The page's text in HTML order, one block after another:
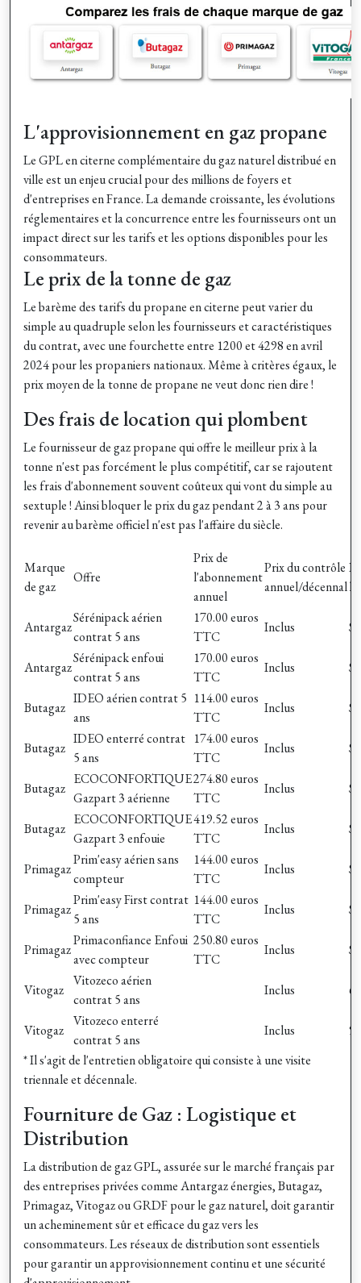
L'approvisionnement en gaz propane
Le GPL en citerne complémentaire du gaz naturel distribué en
ville est un enjeu crucial pour des millions de foyers et
d'entreprises en France. La demande croissante, les évolutions
réglementaires et la concurrence entre les fournisseurs ont un
impact direct sur les tarifs et les options disponibles pour les
consommateurs.
Le prix de la tonne de gaz
Le barème des tarifs du propane en citerne peut varier du
simple au quadruple selon les fournisseurs et caractéristiques
du contrat, avec une fourchette entre 1200 et 4298 en avril
2024 pour les propaniers nationaux. Même à critères égaux, le
prix moyen de la tonne de propane ne veut donc rien dire !
Des frais de location qui plombent
Le fournisseur de gaz propane qui offre le meilleur prix à la
tonne n'est pas forcément le plus compétitif, car se rajoutent
les frais d'abonnement souvent coûteux qui vont du simple au
sextuple ! Ainsi bloquer le prix du gaz pendant 2 à 3 ans pour
revenir au barème officiel n'est pas l'affaire du siècle.
Marque
de gaz
Offre
Prix de
l'abonnement
annuel
Prix du contrôle
annuel/décennal
Antargaz
Sérénipack aérien
contrat 5 ans
170.00 euros
TTC
Inclus
Antargaz
Sérénipack enfoui
contrat 5 ans
170.00 euros
TTC
Inclus
Butagaz
IDEO aérien contrat 5
ans
114.00 euros
TTC
Inclus
Butagaz
IDEO enterré contrat
5 ans
174.00 euros
TTC
Inclus
Butagaz
ECOCONFORTIQUE
Gazpart 3 aérienne
274.80 euros
TTC
Inclus
Butagaz
ECOCONFORTIQUE
Gazpart 3 enfouie
419.52 euros
TTC
Inclus
Primagaz
Prim'easy aérien sans
compteur
144.00 euros
TTC
Inclus
Primagaz
Prim'easy First contrat
5 ans
144.00 euros
TTC
Inclus
Primagaz
Primaconfiance Enfoui
avec compteur
250.80 euros
TTC
Inclus
Vitogaz
Vitozeco aérien
contrat 5 ans
Inclus
Vitogaz
Vitozeco enterré
contrat 5 ans
Inclus
* Il s'agit de l'entretien obligatoire qui consiste à une visite
triennale et décennale.
Fourniture de Gaz : Logistique et
Distribution
La distribution de gaz GPL, assurée sur le marché français par
des entreprises privées comme Antargaz énergies, Butagaz,
Primagaz, Vitogaz ou GRDF pour le gaz naturel, doit garantir
un acheminement sûr et efficace du gaz vers les
consommateurs. Les réseaux de distribution sont essentiels
pour garantir un approvisionnement continu et une sécurité